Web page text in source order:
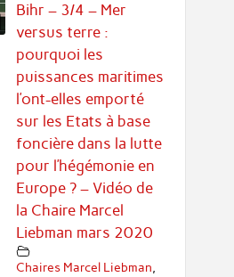
Bihr – 3/4 – Mer
versus terre :
pourquoi les
puissances maritimes
l’ont-elles emporté
sur les Etats à base
foncière dans la lutte
pour l’hégémonie en
Europe ? – Vidéo de
la Chaire Marcel
Liebman mars 2020
Chaires Marcel Liebman,